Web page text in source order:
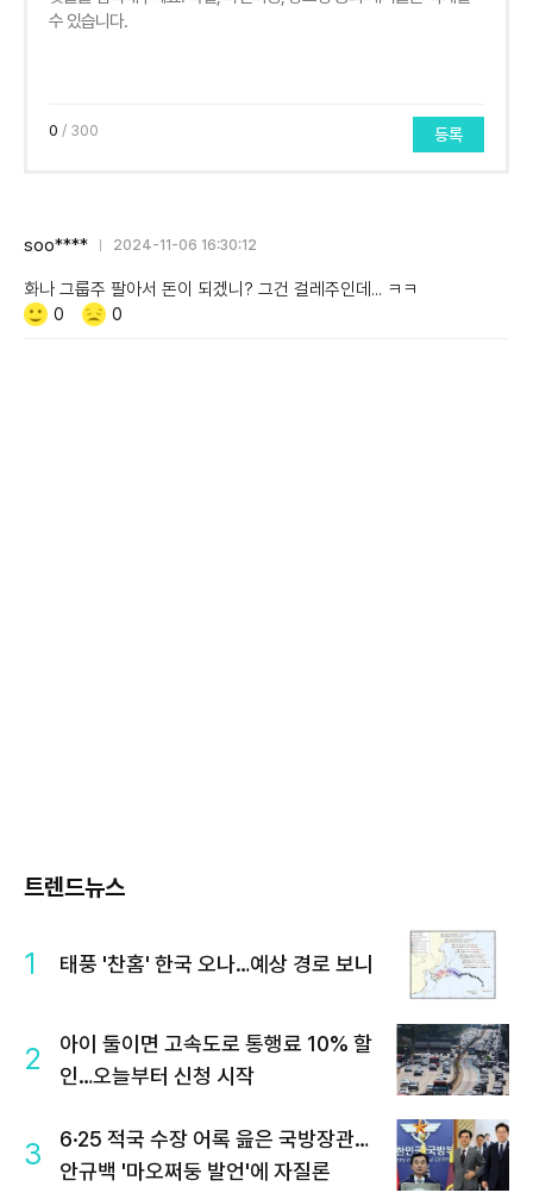
0 / 300 등록
soo**** 2024-11-06 16:30:12
화나 그룹주 팔아서 돈이 되겠니? 그건 걸레주인데... ㅋㅋ
Like/Dislike
공
0
비
0
트렌드뉴스
1 태풍 '찬홈' 한국 오나…예상 경로 보니
2
아이 둘이면 고속도로 통행료 10% 할
인…오늘부터 신청 시작
3
6·25 적국 수장 어록 읊은 국방장관…
안규백 '마오쩌둥 발언'에 자질론